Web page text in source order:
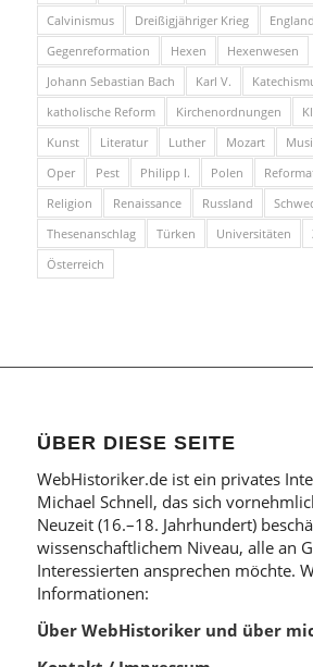
Calvinismus
Dreißigjähriger Krieg England
Gegenreformation
Hexen
Hexenwesen
Johann Sebastian Bach
Karl V.
katholische Reform
Kirchenordnungen
Kunst
Literatur Luther Mozart
Oper
Pest Philipp I. Polen
Religion
Renaissance Russland
Thesenanschlag
Türken Universitäten
Österreich
ÜBER DIESE SEITE
WebHistoriker.de ist ein privates
Michael Schnell, das sich
Neuzeit (16.–18. Jahrhundert)
wissenschaftlichem Niveau, alle an
Interessierten ansprechen möchte.
Informationen:
Über WebHistoriker und über